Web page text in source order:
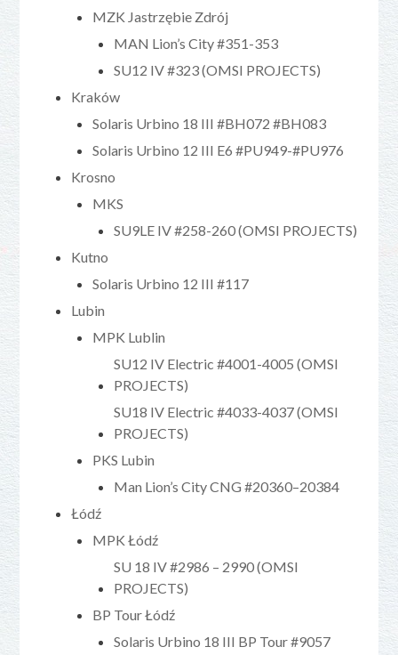
MZK Jastrzębie Zdrój
MAN Lion’s City #351-353
SU12 IV #323 (OMSI PROJECTS)
Kraków
Solaris Urbino 18 III #BH072 #BH083
Solaris Urbino 12 III E6 #PU949-#PU976
Krosno
MKS
SU9LE IV #258-260 (OMSI PROJECTS)
Kutno
Solaris Urbino 12 III #117
Lubin
MPK Lublin
SU12 IV Electric #4001-4005 (OMSI
PROJECTS)
SU18 IV Electric #4033-4037 (OMSI
PROJECTS)
PKS Lubin
Man Lion’s City CNG #20360–20384
Łódź
MPK Łódź
SU 18 IV #2986 – 2990 (OMSI
PROJECTS)
BP Tour Łódź
Solaris Urbino 18 III BP Tour #9057